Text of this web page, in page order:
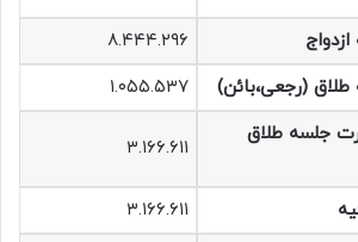
۸.۴۴۴.۲۹۶
(رجعی،بائن) ۱.۰۵۵.۵۳۷
جلسه طلاق
۳.۱۶۶.۶۱۱
۳.۱۶۶.۶۱۱